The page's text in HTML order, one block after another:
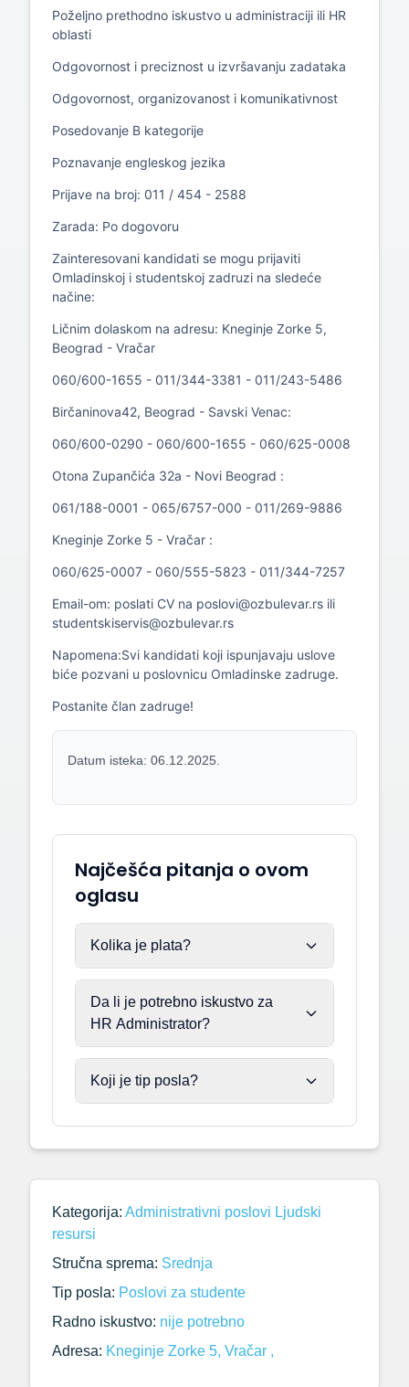
Poželjno prethodno iskustvo u administraciji ili HR
oblasti
Odgovornost i preciznost u izvršavanju zadataka
Odgovornost, organizovanost i komunikativnost
Posedovanje B kategorije
Poznavanje engleskog jezika
Prijave na broj: 011 / 454 - 2588
Zarada: Po dogovoru
Zainteresovani kandidati se mogu prijaviti
Omladinskoj i studentskoj zadruzi na sledeće
načine:
Ličnim dolaskom na adresu: Kneginje Zorke 5,
Beograd - Vračar
060/600-1655 - 011/344-3381 - 011/243-5486
Birčaninova42, Beograd - Savski Venac:
060/600-0290 - 060/600-1655 - 060/625-0008
Otona Zupančića 32a - Novi Beograd :
061/188-0001 - 065/6757-000 - 011/269-9886
Kneginje Zorke 5 - Vračar :
060/625-0007 - 060/555-5823 - 011/344-7257
Email-om: poslati CV na poslovi@ozbulevar.rs ili
studentskiservis@ozbulevar.rs
Napomena:Svi kandidati koji ispunjavaju uslove
biće pozvani u poslovnicu Omladinske zadruge.
Postanite član zadruge!
Datum isteka: 06.12.2025.
Najčešća pitanja o ovom
oglasu
Kolika je plata?
Da li je potrebno iskustvo za
HR Administrator?
Koji je tip posla?
Kategorija: Administrativni poslovi Ljudski
resursi
Stručna sprema: Srednja
Tip posla: Poslovi za studente
Radno iskustvo: nije potrebno
Adresa: Kneginje Zorke 5, Vračar ,